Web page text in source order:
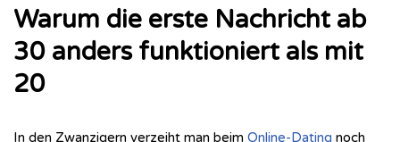
Warum die erste Nachricht ab
30 anders funktioniert als mit
20
In den Zwanzigern verzeiht man beim Online-Dating noch